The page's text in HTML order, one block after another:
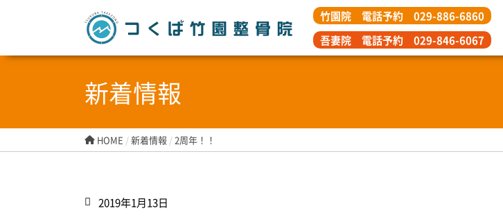
つくば市つくば竹園整骨院｜元プロ
竹園院 電話予約 029-886-6860
吾妻院 電話予約 029-846-6067
新着情報
HOME /新着情報 /2周年！！
2019年1月13日